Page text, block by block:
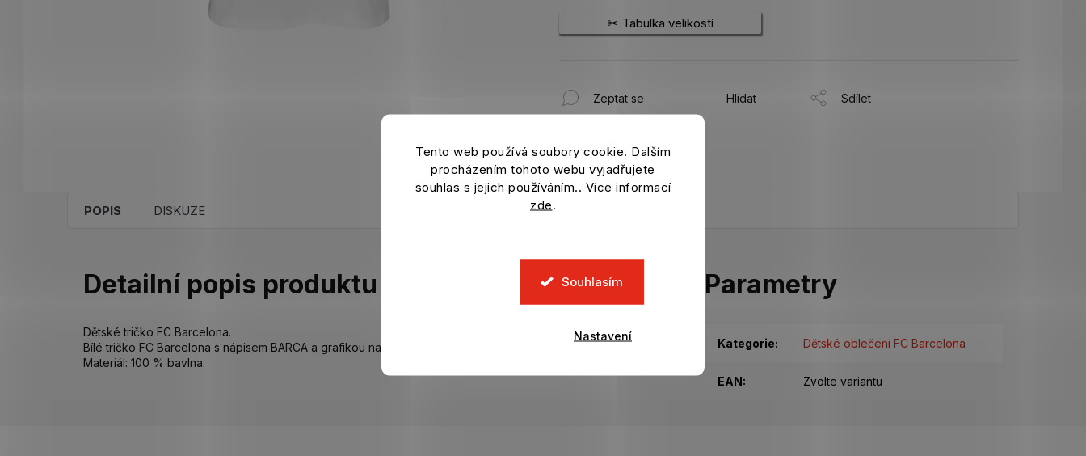
Tento web používá soubory cookie. Dalším
procházením tohoto webu vyjadřujete
souhlas s jejich používáním.. Více informací
zde.
Souhlasím
Nastavení
Tabulka velikostí
Zeptat se Hlídat Sdílet
POPIS DISKUZE
Detailní popis produktu
Dětské tričko FC Barcelona.
Bílé tričko FC Barcelona s nápisem BARCA a grafikou na přední straně.
Materiál: 100 % bavlna.
Parametry
Kategorie: Dětské oblečení FC Barcelona
EAN : Zvolte variantu